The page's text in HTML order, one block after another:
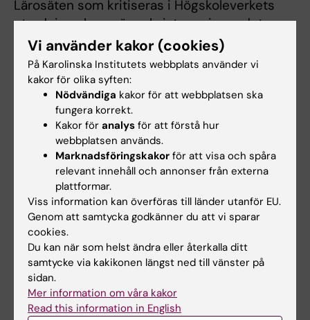
Lärosäten som kritiseras i Högskoleverkets
utredning ska se över bristerna inom det
kommande året. Därefter redovisar lärosätet
för vilka åtgärder som ska vidtas för att rätta
till bristerna. Högskoleverket beslutar sedan
om ett eventuellt återkallande av
examenstillståndet.
I den första omgången av Högskoleverkets
utvärdering betygsattes bland annat
psykologprogrammen, där Karolinska
Institutets kandidatexamen i psykologi fick
"mycket hög kvalitet". Näst på tur bland KIs
utbildningar står utvärdering av
logopedexamen, optikerexamen och
sjukgymnastexamen.
Pressmeddelande: Över 60 nya
Vi använder kakor (cookies)
På Karolinska Institutets webbplats använder vi
kakor för olika syften:
Nödvändiga kakor för att webbplatsen ska
fungera korrekt.
Kakor för analys för att förstå hur
webbplatsen används.
Marknadsföringskakor för att visa och spåra
relevant innehåll och annonser från externa
plattformar.
Viss information kan överföras till länder utanför EU.
Genom att samtycka godkänner du att vi sparar
cookies.
Du kan när som helst ändra eller återkalla ditt
samtycke via kakikonen längst ned till vänster på
sidan.
Mer information om våra kakor
Read this information in English